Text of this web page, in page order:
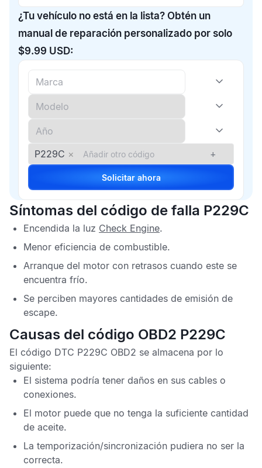
¿Tu vehículo no está en la lista? Obtén un
manual de reparación personalizado por solo
$9.99 USD:
P229C × +
Solicitar ahora
Síntomas del código de falla P229C
Encendida la luz Check Engine.
Menor eficiencia de combustible.
Arranque del motor con retrasos cuando este se
encuentra frío.
Se perciben mayores cantidades de emisión de
escape.
Causas del código OBD2 P229C
El código DTC P229C OBD2 se almacena por lo
siguiente:
El sistema podría tener daños en sus cables o
conexiones.
El motor puede que no tenga la suficiente cantidad
de aceite.
La temporización/sincronización pudiera no ser la
correcta.